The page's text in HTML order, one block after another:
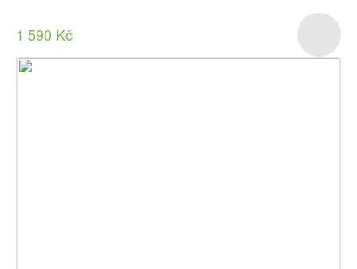
1 590 Kč